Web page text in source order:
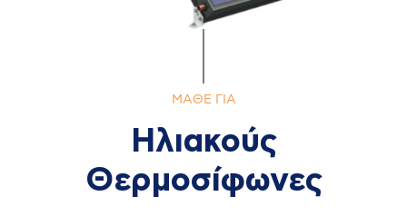
MAΘΕ ΓΙΑ
Ηλιακούς
Θερμοσίφωνες